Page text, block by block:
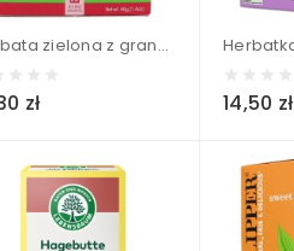
Herbata zielona z granatem (20x2) BIO - ENGLISH TEA SHOP ORGANIC 40 g
zł 14,50 zł